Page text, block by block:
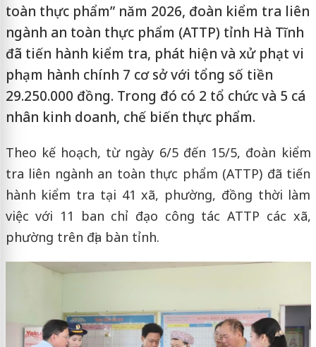
toàn thực phẩm” năm 2026, đoàn kiểm tra liên
ngành an toàn thực phẩm (ATTP) tỉnh Hà Tĩnh
đã tiến hành kiểm tra, phát hiện và xử phạt vi
phạm hành chính 7 cơ sở với tổng số tiền
29.250.000 đồng. Trong đó có 2 tổ chức và 5 cá
nhân kinh doanh, chế biến thực phẩm.
Theo kế hoạch, từ ngày 6/5 đến 15/5, đoàn kiểm
tra liên ngành an toàn thực phẩm (ATTP) đã tiến
hành kiểm tra tại 41 xã, phường, đồng thời làm
việc với 11 ban chỉ đạo công tác ATTP các xã,
phường trên địa bàn tỉnh.